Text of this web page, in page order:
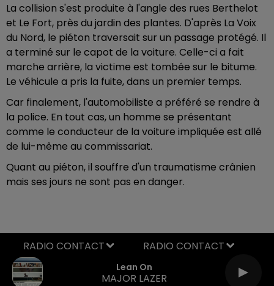
La collision s'est produite à l'angle des rues Berthelot
et Le Fort, près du jardin des plantes. D'après La Voix
du Nord, le piéton traversait sur un passage protégé. Il
a terminé sur le capot de la voiture. Celle-ci a fait
marche arrière, la victime est tombée sur le bitume.
Le véhicule a pris la fuite, dans un premier temps.
Car finalement, l'automobiliste a préféré se rendre à
la police. En tout cas, un homme se présentant
comme le conducteur de la voiture impliquée est allé
de lui-même au commissariat.
Quant au piéton, il souffre d'un traumatisme crânien
mais ses jours ne sont pas en danger.
Lean On
MAJOR LAZER
RADIO CONTACT